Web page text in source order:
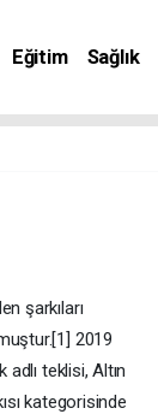
Eğitim Sağlık
şarkıları
2019
adlı teklisi, Altın
kategorisinde